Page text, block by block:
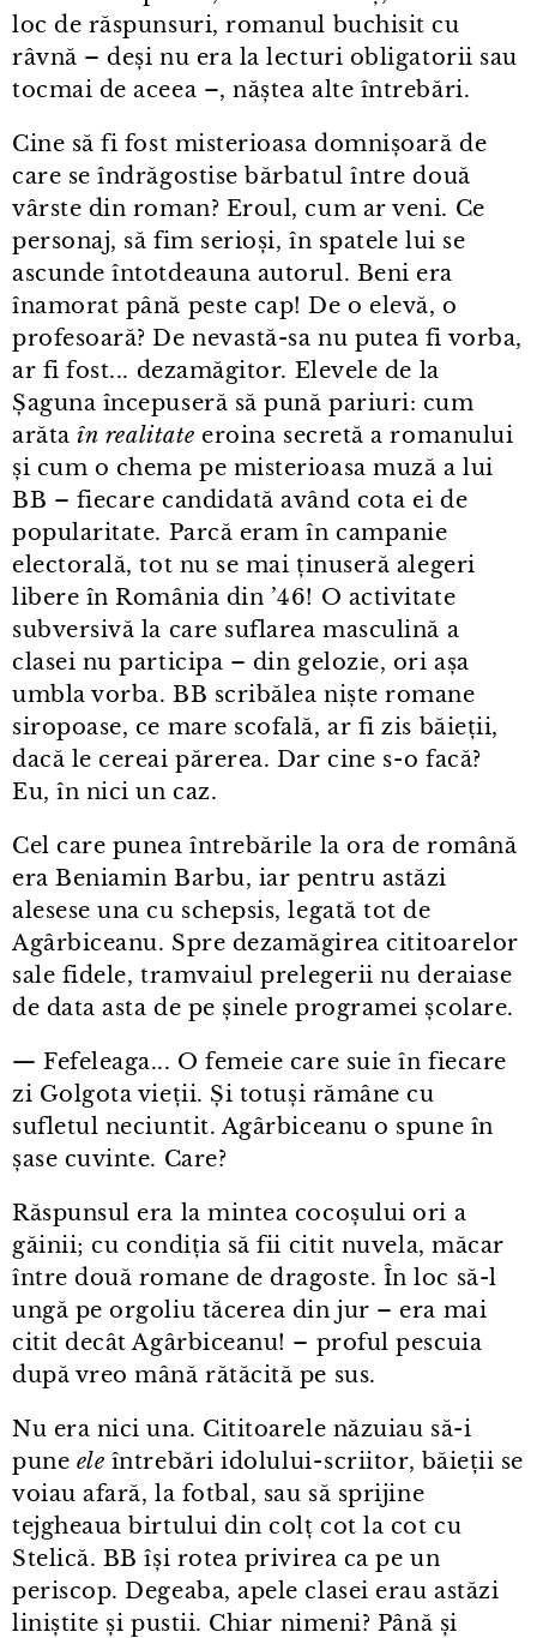
loc de răspunsuri, romanul buchisit cu
râvnă – deși nu era la lecturi obligatorii sau
tocmai de aceea –, năștea alte întrebări.
Cine să fi fost misterioasa domnișoară de
care se îndrăgostise bărbatul între două
vârste din roman? Eroul, cum ar veni. Ce
personaj, să fim serioși, în spatele lui se
ascunde întotdeauna autorul. Beni era
înamorat până peste cap! De o elevă, o
profesoară? De nevastă-sa nu putea fi vorba,
ar fi fost... dezamăgitor. Elevele de la
Șaguna începuseră să pună pariuri: cum
arătaîn realitate eroina secretă a romanului
și cum o chema pe misterioasa muză a lui
BB – fiecare candidată având cota ei de
popularitate. Parcă eram în campanie
electorală, tot nu se mai ținuseră alegeri
libere în România din ’46! O activitate
subversivă la care suflarea masculină a
clasei nu participa – din gelozie, ori așa
umbla vorba. BB scribălea niște romane
siropoase, ce mare scofală, ar fi zis băieții,
dacă le cereai părerea. Dar cine s⁠-⁠o facă?
Eu, în nici un caz.
Cel care punea întrebările la ora de română
era Beniamin Barbu, iar pentru astăzi
alesese una cu schepsis, legată tot de
Agârbiceanu. Spre dezamăgirea cititoarelor
sale fidele, tramvaiul prelegerii nu deraiase
de data asta de pe șinele programei școlare.
— Fefeleaga... O femeie care suie în fiecare
zi Golgota vieții. Și totuși rămâne cu
sufletul neciuntit. Agârbiceanu o spune în
șase cuvinte. Care?
Răspunsul era la mintea cocoșului ori a
găinii; cu condiția să fii citit nuvela, măcar
între două romane de dragoste. În loc să-l
ungă pe orgoliu tăcerea din jur – era mai
citit decât Agârbiceanu! – proful pescuia
după vreo mână rătăcită pe sus.
Nu era nici una. Cititoarele năzuiau să-i
pune ele întrebări idolului⁠-⁠scriitor, băieții se
voiau afară, la fotbal, sau să sprijine
tejgheaua birtului din colț cot la cot cu
Stelică. BB își rotea privirea ca pe un
periscop. Degeaba, apele clasei erau astăzi
liniștite și pustii. Chiar nimeni? Până și